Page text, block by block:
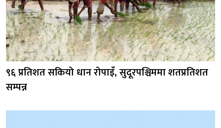
९६ प्रतिशत सकियो धान रोपाइँ, सुदूरपश्चिममा शतप्रतिशत
सम्पन्न